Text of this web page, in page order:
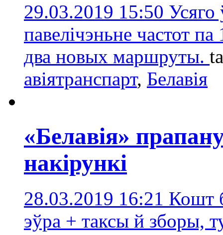
29.03.2019 15:50 Усяго
павелічэньне частот
два новых маршруты.
авіятранспарт, Белавія
«Белавія»
накірункі
28.03.2019 16:21 Кошт
эўра + таксы й зборы,